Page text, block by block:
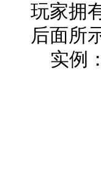
玩家拥
后面所
实例